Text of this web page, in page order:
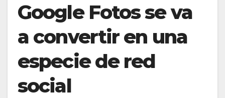
Google Fotos se va
a convertir en una
especie de red
social